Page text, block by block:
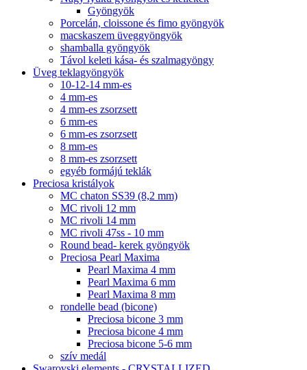
Gyöngyök
Porcelán, cloissone és fimo gyöngyök
macskaszem üveggyöngyök
shamballa gyöngyök
Távol keleti kása- és szalmagyöngy
Üveg teklagyöngyök
10-12-14 mm-es
4 mm-es
4 mm-es zsorzsett
6 mm-es
6 mm-es zsorzsett
8 mm-es
8 mm-es zsorzsett
egyéb formájú teklák
Preciosa kristályok
MC chaton SS39 (8,2 mm)
MC rivoli 12 mm
MC rivoli 14 mm
MC rivoli 47ss - 10 mm
Round bead- kerek gyöngyök
Preciosa Pearl Maxima
Pearl Maxima 4 mm
Pearl Maxima 6 mm
Pearl Maxima 8 mm
rondelle bead (bicone)
Preciosa bicone 3 mm
Preciosa bicone 4 mm
Preciosa bicone 5-6 mm
szív medál